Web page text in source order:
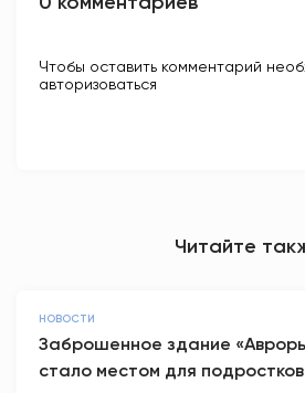
Чтобы оставить комментарий
авторизоваться
Читайте
НОВОСТИ
Заброшенное здание
стало местом для